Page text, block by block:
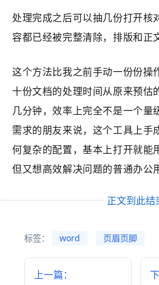
处理完成之后可以抽几份打开核
容都已经被完整清除，排版和正
这个方法比我之前手动一份份操
十份文档的处理时间从原来预估
几分钟，效率上完全不是一个量
需求的朋友来说，这个工具上手
何复杂的配置，基本上打开就能
但又想高效解决问题的普通办公
正文到此结
标签： word 页眉页脚
上一篇：